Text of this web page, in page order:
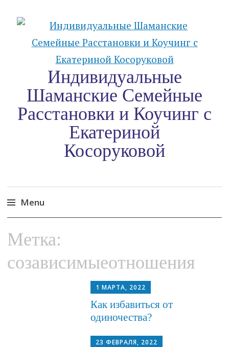
Индивидуальные
Шаманские Семейные
Расстановки и Коучинг c
Екатериной
Косоруковой
Menu
to
Метка:
созависимыеотношения
1 МАРТА, 2022
Как избавиться от
одиночества?
23 ФЕВРАЛЯ, 2022